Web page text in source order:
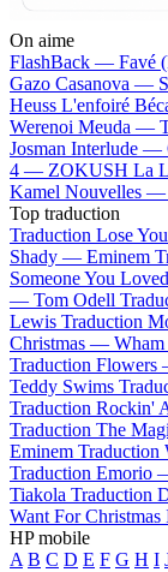
On aime
FlashBack — Favé
Gazo Casanova —
Heuss L'enfoiré
Werenoi Meuda —
Josman Interlude —
4 — ZOKUSH La
Kamel Nouvelles —
Top traduction
Traduction Lose
Shady — Eminem
Someone You
— Tom Odell
Lewis Traduction
Christmas — Wham
Traduction
Teddy Swims
Traduction Rockin'
Traduction The
Eminem Traduction
Traduction Emorio
Tiakola Traduction
Want For
HP mobile
A B C D E F G H I